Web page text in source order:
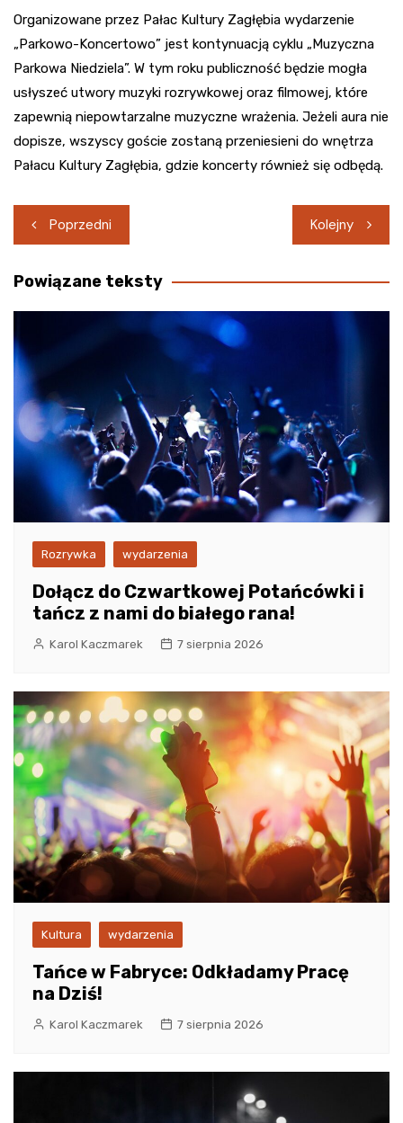
Organizowane przez Pałac Kultury Zagłębia wydarzenie
„Parkowo-Koncertowo” jest kontynuacją cyklu „Muzyczna
Parkowa Niedziela”. W tym roku publiczność będzie mogła
usłyszeć utwory muzyki rozrywkowej oraz filmowej, które
zapewnią niepowtarzalne muzyczne wrażenia. Jeżeli aura nie
dopisze, wszyscy goście zostaną przeniesieni do wnętrza
Pałacu Kultury Zagłębia, gdzie koncerty również się odbędą.
Nawigacja
wpisu
Poprzedni Kolejny
Powiązane teksty
Rozrywka wydarzenia
Dołącz do Czwartkowej Potańcówki i
tańcz z nami do białego rana!
Karol Kaczmarek 7 sierpnia 2026
Kultura wydarzenia
Tańce w Fabryce: Odkładamy Pracę
na Dziś!
Karol Kaczmarek 7 sierpnia 2026